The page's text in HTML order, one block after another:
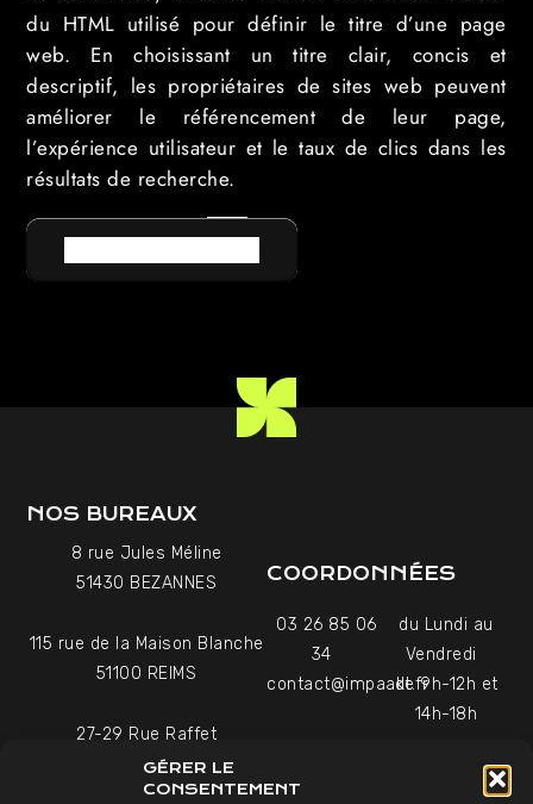
GÉRER LE
CONSENTEMENT
du HTML utilisé pour définir le titre d’une page
web. En choisissant un titre clair, concis et
descriptif, les propriétaires de sites web peuvent
améliorer le référencement de leur page,
l’expérience utilisateur et le taux de clics dans les
résultats de recherche.
NOS BUREAUX
8 rue Jules Méline
51430 BEZANNES
115 rue de la Maison Blanche
51100 REIMS
27-29 Rue Raffet
75016 PARIS
COORDONNÉES
03 26 85 06
34
contact@impaakt.fr
du Lundi au
Vendredi
de 9h-12h et
14h-18h
vous